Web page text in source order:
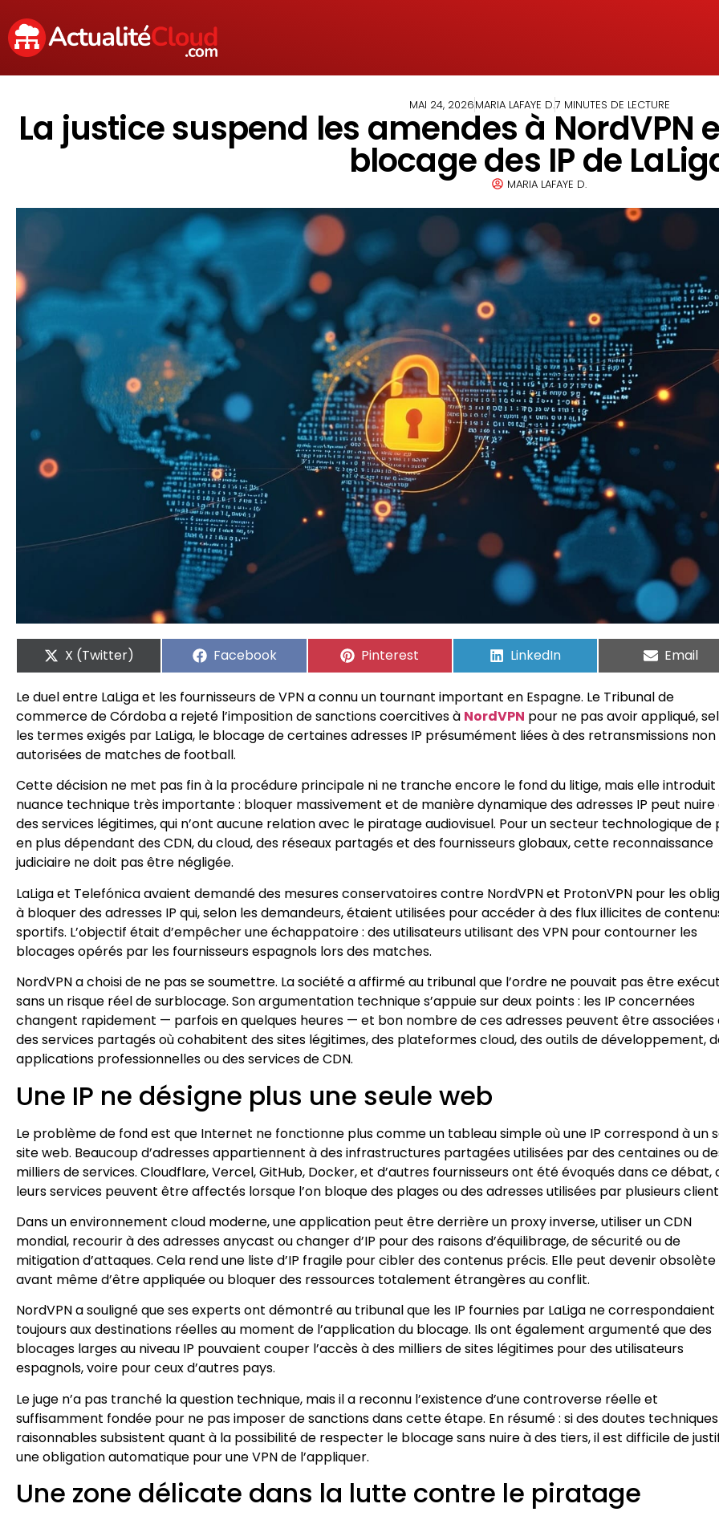
MAI 24, 2026MARIA LAFAYE D.7 MINUTES DE LECTURE
La justice suspend les amendes à NordVPN
blocage des IP de
MARIA LAFAYE D.
X (Twitter) Facebook Pinterest LinkedIn Email
Le duel entre LaLiga et les fournisseurs de VPN a connu un tournant important en Espagne. Le Tribunal de
commerce de Córdoba a rejeté l’imposition de sanctions coercitives à NordVPN pour ne pas avoir appliqué,
les termes exigés par LaLiga, le blocage de certaines adresses IP présumément liées à des retransmissions non
autorisées de matches de football.
Cette décision ne met pas fin à la procédure principale ni ne tranche encore le fond du litige, mais elle introduit
nuance technique très importante : bloquer massivement et de manière dynamique des adresses IP peut nuire
des services légitimes, qui n’ont aucune relation avec le piratage audiovisuel. Pour un secteur technologique de
en plus dépendant des CDN, du cloud, des réseaux partagés et des fournisseurs globaux, cette reconnaissance
judiciaire ne doit pas être négligée.
LaLiga et Telefónica avaient demandé des mesures conservatoires contre NordVPN et ProtonVPN pour les
à bloquer des adresses IP qui, selon les demandeurs, étaient utilisées pour accéder à des flux illicites de
sportifs. L’objectif était d’empêcher une échappatoire : des utilisateurs utilisant des VPN pour contourner les
blocages opérés par les fournisseurs espagnols lors des matches.
NordVPN a choisi de ne pas se soumettre. La société a affirmé au tribunal que l’ordre ne pouvait pas être
sans un risque réel de surblocage. Son argumentation technique s’appuie sur deux points : les IP concernées
changent rapidement — parfois en quelques heures — et bon nombre de ces adresses peuvent être associées
des services partagés où cohabitent des sites légitimes, des plateformes cloud, des outils de développement,
applications professionnelles ou des services de CDN.
Une IP ne désigne plus une seule web
Le problème de fond est que Internet ne fonctionne plus comme un tableau simple où une IP correspond à un
site web. Beaucoup d’adresses appartiennent à des infrastructures partagées utilisées par des centaines ou
milliers de services. Cloudflare, Vercel, GitHub, Docker, et d’autres fournisseurs ont été évoqués dans ce débat,
leurs services peuvent être affectés lorsque l’on bloque des plages ou des adresses utilisées par plusieurs
Dans un environnement cloud moderne, une application peut être derrière un proxy inverse, utiliser un CDN
mondial, recourir à des adresses anycast ou changer d’IP pour des raisons d’équilibrage, de sécurité ou de
mitigation d’attaques. Cela rend une liste d’IP fragile pour cibler des contenus précis. Elle peut devenir obsolète
avant même d’être appliquée ou bloquer des ressources totalement étrangères au conflit.
NordVPN a souligné que ses experts ont démontré au tribunal que les IP fournies par LaLiga ne correspondaient
toujours aux destinations réelles au moment de l’application du blocage. Ils ont également argumenté que des
blocages larges au niveau IP pouvaient couper l’accès à des milliers de sites légitimes pour des utilisateurs
espagnols, voire pour ceux d’autres pays.
Le juge n’a pas tranché la question technique, mais il a reconnu l’existence d’une controverse réelle et
suffisamment fondée pour ne pas imposer de sanctions dans cette étape. En résumé : si des doutes techniques
raisonnables subsistent quant à la possibilité de respecter le blocage sans nuire à des tiers, il est difficile de
une obligation automatique pour une VPN de l’appliquer.
Une zone délicate dans la lutte contre le piratage